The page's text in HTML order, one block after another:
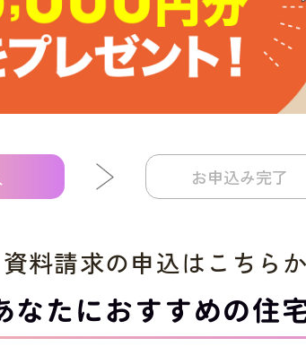
お申込み完了
料請求の申込は こちら
なたにおすすめの住